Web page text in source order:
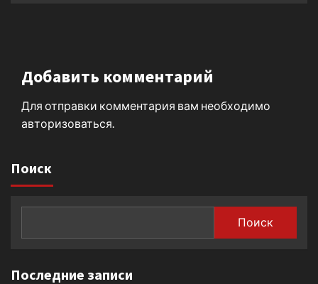
Добавить комментарий
Для отправки комментария вам необходимо
авторизоваться
Поиск
Поиск
Последние записи